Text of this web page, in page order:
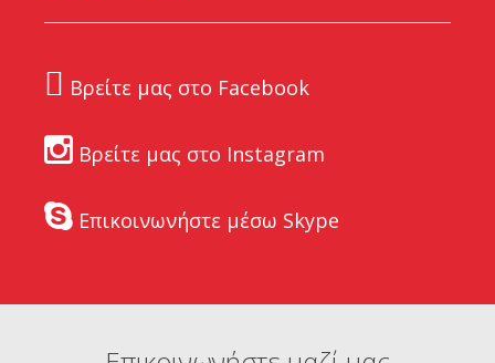
Βρείτε μας στο Facebook
Βρείτε μας στο Instagram
Επικοινωνήστε μέσω Skype